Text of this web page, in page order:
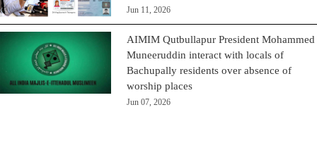
Jun 11, 2026
AIMIM Qutbullapur President Mohammed
Muneeruddin interact with locals of
Bachupally residents over absence of
worship places
Jun 07, 2026